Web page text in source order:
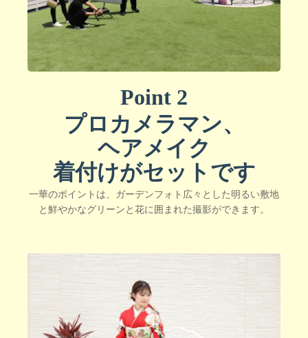
Point 2
プロカメラマン、
ヘアメイク
着付けがセットです
一華のポイントは、ガーデンフォト広々とした明るい敷地
と鮮やかなグリーンと花に囲まれた撮影ができます。